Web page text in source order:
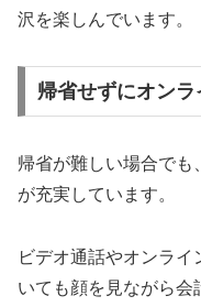
沢を楽しんでいます。
帰省せずにオン
帰省が難しい場合で
が充実しています。
ビデオ通話やオンラ
いても顔を見ながら会